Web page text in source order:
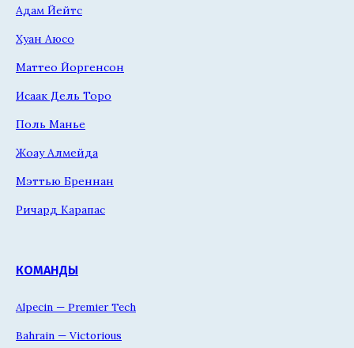
Адам Йейтс
Хуан Аюсо
Маттео Йоргенсон
Исаак Дель Торо
Поль Манье
Жоау Алмейда
Мэттью Бреннан
Ричард Карапас
КОМАНДЫ
Alpecin — Premier Tech
Bahrain — Victorious